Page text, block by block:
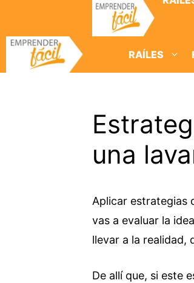
contenido
RAÍLES
una
Aplicar estrategias
vas a evaluar la
llevar a la realidad,
De allí que, si este